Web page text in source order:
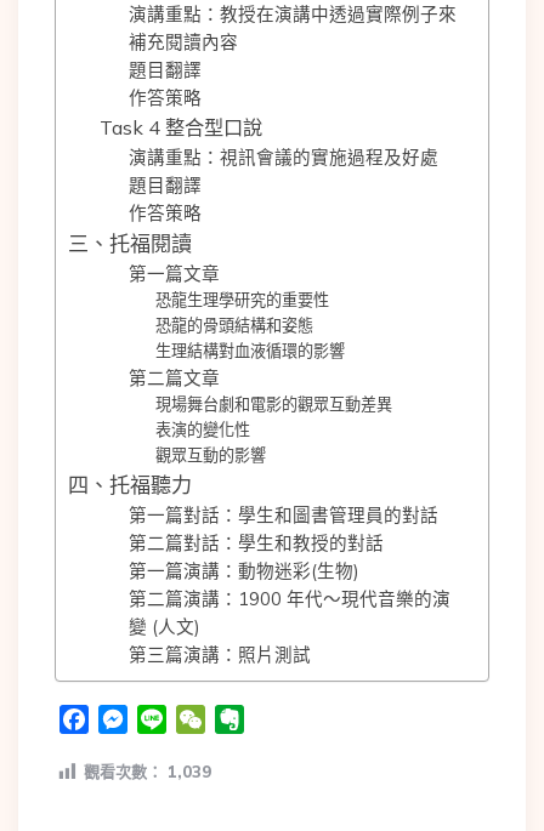
演講重點：教授在演講中透過實際例子來
補充閱讀內容
題目翻譯
作答策略
Task 4 整合型口說
演講重點：視訊會議的實施過程及好處
題目翻譯
作答策略
三、托福閱讀
第一篇文章
恐龍生理學研究的重要性
恐龍的骨頭結構和姿態
生理結構對血液循環的影響
第二篇文章
現場舞台劇和電影的觀眾互動差異
表演的變化性
觀眾互動的影響
四、托福聽力
第一篇對話：學生和圖書管理員的對話
第二篇對話：學生和教授的對話
第一篇演講：動物迷彩(生物)
第二篇演講：1900 年代～現代音樂的演
變 (人文)
第三篇演講：照片測試
FacebookMessenger
Line WeChat
觀看次數： 1,039